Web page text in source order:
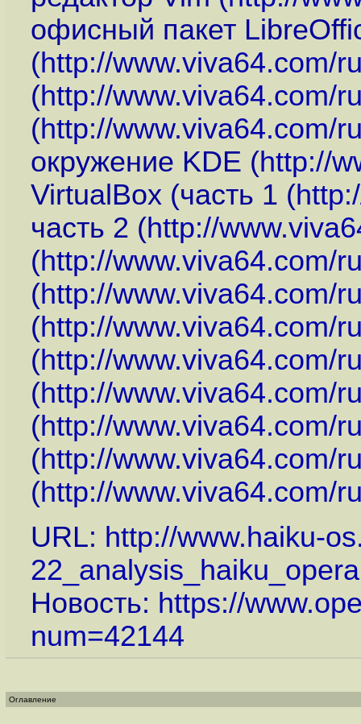
офисный пакет
(http://www.viva64.com/
(http://www.viva64.com/
(http://www.viva64.com/
окружение KDE (http://
VirtualBox (часть 1 (
часть 2 (http://
(http://www.viva64.com/
(http://www.viva64.com/
(http://www.viva64.com/
(http://www.viva64.com/
(http://www.viva64.com/
(http://www.viva64.com/
(http://www.viva64.com/
(http://www.viva64.com/
URL: http://www.haiku-
Новость: https://
num=42144
Оглавление